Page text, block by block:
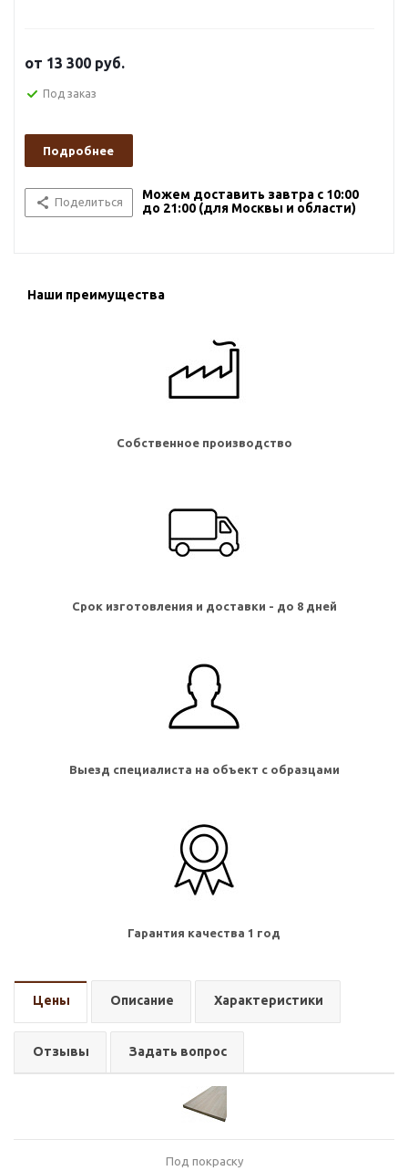
от 13 300 руб.
Под заказ
Подробнее
Поделиться
Можем доставить завтра с 10:00
до 21:00 (для Москвы и области)
Наши преимущества
Собственное производство
Срок изготовления и доставки - до 8 дней
Выезд специалиста на объект с образцами
Гарантия качества 1 год
Цены Описание Характеристики
Отзывы Задать вопрос
Под покраску